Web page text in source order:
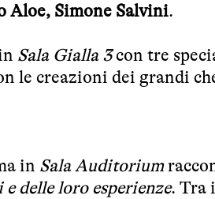
Aloe, Simone Salvini.
Sala Gialla 3con tre
le creazioni dei grandi
in Sala Auditorium
delle loro esperienze. Tra